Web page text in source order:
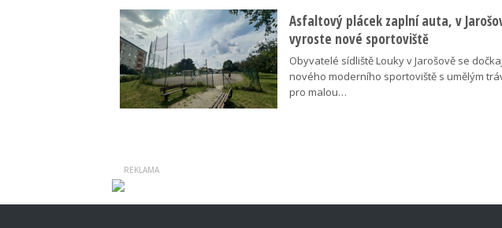
Asfaltový plácek zaplní auta, v
vyroste nové sportoviště
Obyvatelé sídliště Louky v Jarošově se
nového moderního sportoviště s umělým
pro malou…